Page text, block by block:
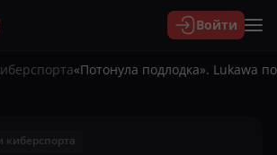
Войти
«Потонула подлодка». Lukawa
киберспорта